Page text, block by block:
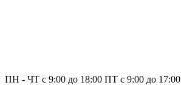
ПН - ЧТ с 9:00 до 18:00 ПТ с 9:00 до 17:00